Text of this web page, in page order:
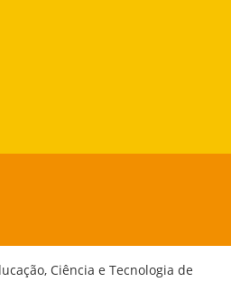
Ciência e Tecnologia de